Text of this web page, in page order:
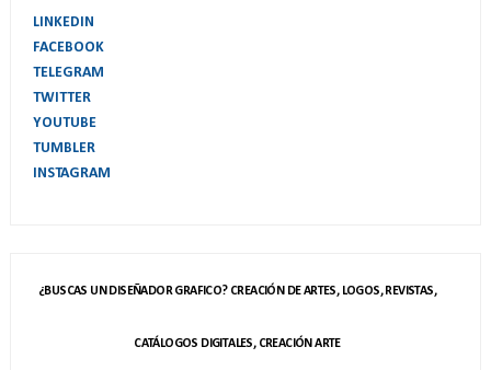
LINKEDIN
FACEBOOK
TELEGRAM
TWITTER
YOUTUBE
TUMBLER
INSTAGRAM
¿BUSCAS UN DISEÑADOR GRAFICO? CREACIÓN DE ARTES, LOGOS, REVISTAS,
CATÁLOGOS DIGITALES, CREACIÓN ARTE